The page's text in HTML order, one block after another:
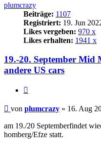
plumcrazy
Beiträge: 1107
Registriert: 19. Jun
Likes vergeben: 970 x
Likes erhalten: 1941 x
19.-20. September Mid
andere US cars
Beitrag
von plumcrazy » 16. Aug
am 19./20 Septemberfindet
homberg/Efze statt.